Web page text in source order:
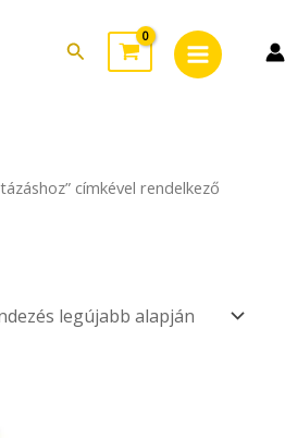
Search
Menu
címkével rendelkező